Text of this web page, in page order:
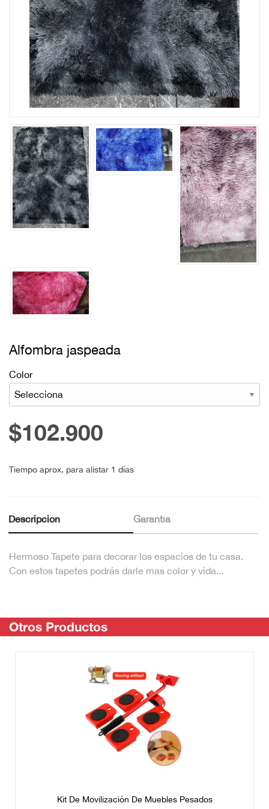
Alfombra jaspeada
Color
$102.900
Tiempo aprox. para alistar 1 días
Descripción Garantía
Hermoso Tapete para decorar los espacios de tu casa.
Con estos tapetes podrás darle mas color y vida...
Otros Productos
Kit De Movilización De Muebles Pesados